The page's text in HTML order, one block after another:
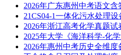
2026年广东惠州中考语文
21CS04-1一体化污水处理
2026年浙江高考化学真题试
2025年大学《海洋科学-化
2026年惠州中考历史全维